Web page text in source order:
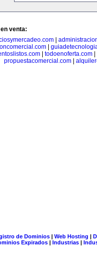
venta:
|
|
| todoenoferta.com|
propuestacomercial.com
de Dominios| Web Hosting |
Expirados | Industrias |